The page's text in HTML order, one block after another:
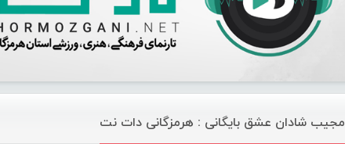
مجیب شادان عشق بایگانی : هرمزگانی دات نت